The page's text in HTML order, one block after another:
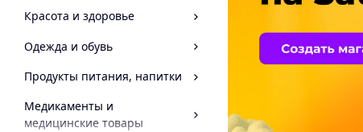
Красота и здоровье
Одежда и обувь
Продукты питания, напитки
Медикаменты и
медицинские товары